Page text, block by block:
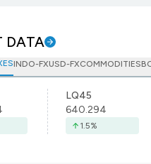
DATA
INDO-FXUSD-FXCOMMODITIES
LQ45
640.294
1.5%